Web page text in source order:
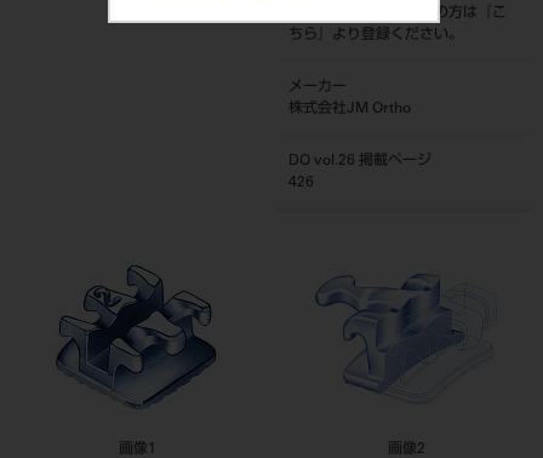
ネット会員登録がまだの方は『
こ
ちら
』より登録ください。
メーカー
株式会社JM Ortho
DO vol.26 掲載ページ
426
画像1 画像2